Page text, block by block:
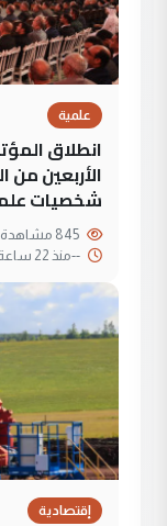
علمية
انطلاق
الأربعين
شخصيات
--منذ 22 ساعة
إقتصادية